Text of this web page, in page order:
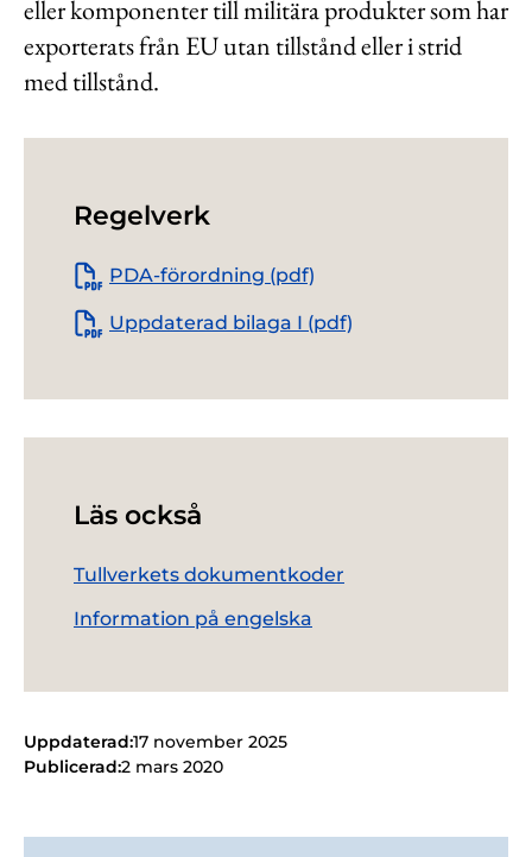
eller komponenter till militära produkter som har
exporterats från EU utan tillstånd eller i strid
med tillstånd.
Regelverk
PDA-förordning (pdf)
Uppdaterad bilaga I (pdf)
Läs också
Tullverkets dokumentkoder
Information på engelska
Uppdaterad:17 november 2025
Publicerad:2 mars 2020